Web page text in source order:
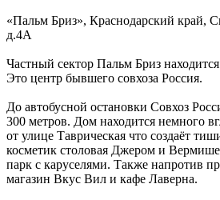
«Пальм Бриз», Краснодарский край,
д.4А
Частный сектор Пальм Бриз
Это центр бывшего совхоза Россия.
До автобусной остановки Совхоз
300 метров. Дом находится немного
от улице Таврическая что создаёт
косметик столовая Джером и
парк с каруселями. Также напротив
магазин Вкус Вил и кафе Лаверна.